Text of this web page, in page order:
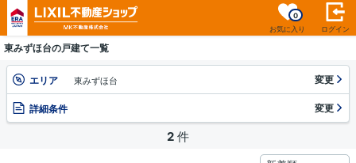
お気に入り
0
ログイン
東みずほ台の戸建て一覧
エリア 東みずほ台 変更
詳細条件 変更
2 件